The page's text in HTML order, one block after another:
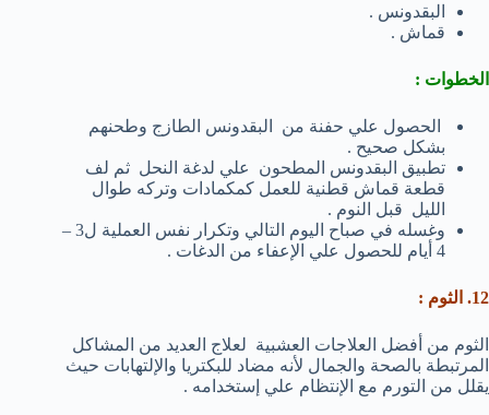
البقدونس .
قماش .
الخطوات :
الحصول علي حفنة من البقدونس الطازج وطحنهم
بشكل صحيح .
تطبيق البقدونس المطحون علي لدغة النحل ثم لف
قطعة قماش قطنية للعمل كمكمادات وتركه طوال
الليل قبل النوم .
وغسله في صباح اليوم التالي وتكرار نفس العملية ل3 –
4 أيام للحصول علي الإعفاء من الدغات .
12. الثوم :
الثوم من أفضل العلاجات العشبية لعلاج العديد من المشاكل
المرتبطة بالصحة والجمال لأنه مضاد للبكتريا والإلتهابات حيث
يقلل من التورم مع الإنتظام علي إستخدامه .